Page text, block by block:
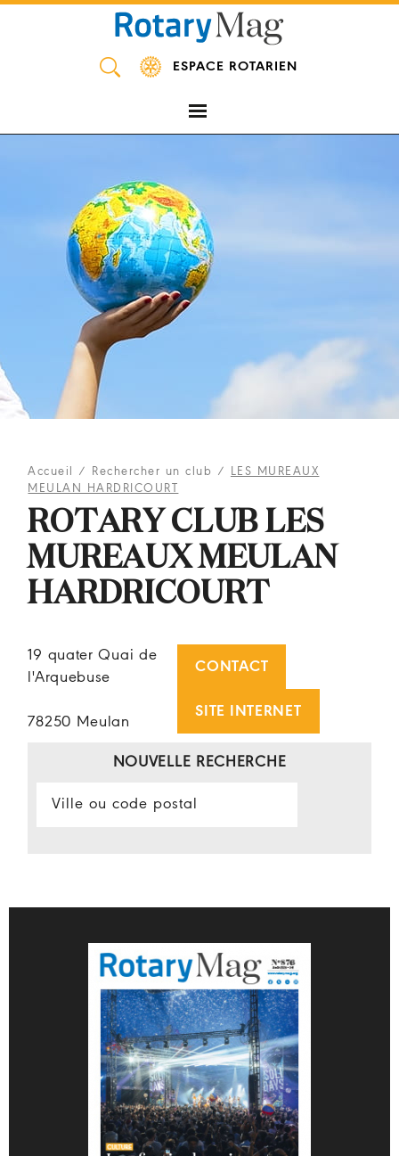
ESPACE ROTARIEN
Accueil / Rechercher un club / LES MUREAUX
MEULAN HARDRICOURT
ROTARY CLUB LES
MUREAUX MEULAN
HARDRICOURT
19 quater Quai de
l'Arquebuse
78250 Meulan
CONTACT
SITE INTERNET
NOUVELLE RECHERCHE
Panneau de gestion des cookies